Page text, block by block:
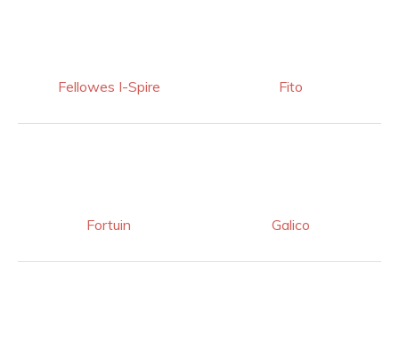
Fellowes I-Spire Fito
Fortuin Galico